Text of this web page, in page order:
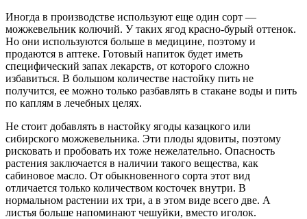
Иногда в производстве используют еще один сорт —
можжевельник колючий. У таких ягод красно-бурый оттенок.
Но они используются больше в медицине, поэтому и
продаются в аптеке. Готовый напиток будет иметь
специфический запах лекарств, от которого сложно
избавиться. В большом количестве настойку пить не
получится, ее можно только разбавлять в стакане воды и пить
по каплям в лечебных целях.
Не стоит добавлять в настойку ягоды казацкого или
сибирского можжевельника. Эти плоды ядовиты, поэтому
рисковать и пробовать их тоже нежелательно. Опасность
растения заключается в наличии такого вещества, как
сабиновое масло. От обыкновенного сорта этот вид
отличается только количеством косточек внутри. В
нормальном растении их три, а в этом виде всего две. А
листья больше напоминают чешуйки, вместо иголок.